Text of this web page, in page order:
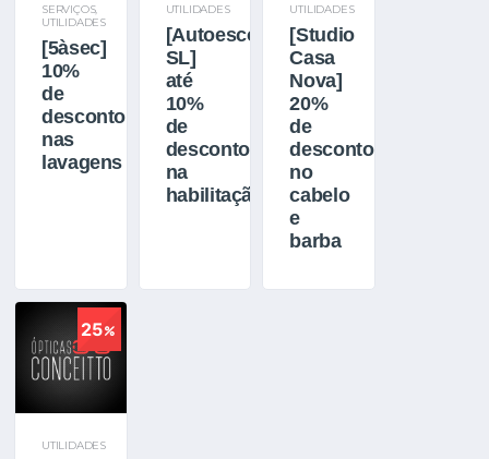
SERVIÇOS,
UTILIDADES
[5àsec]
10%
de
desconto
nas
lavagens
UTILIDADES
[Autoescola
SL]
até
10%
de
desconto
na
habilitação
UTILIDADES
[Studio
Casa
Nova]
20%
de
desconto
no
cabelo
e
barba
25
UTILIDADES